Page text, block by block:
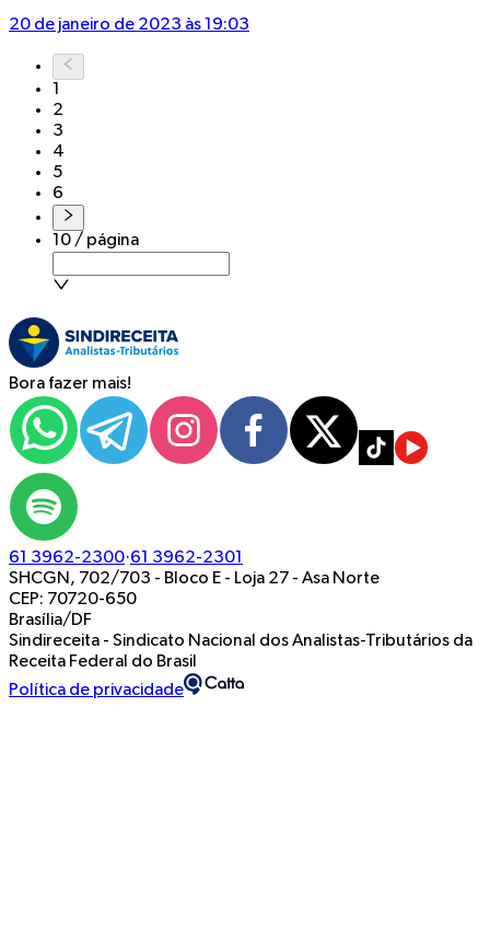
20 de janeiro de 2023 às 19:03
1
2
3
4
5
6
10 / página
Bora fazer mais!
61 3962-2300·61 3962-2301
SHCGN, 702/703 - Bloco E - Loja 27 - Asa Norte
CEP: 70720-650
Brasília/DF
Sindireceita - Sindicato Nacional dos Analistas-Tributários da
Receita Federal do Brasil
Política de privacidade